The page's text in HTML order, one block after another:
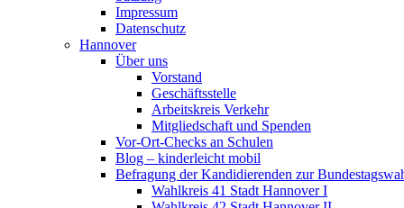
Impressum
Datenschutz
Hannover
Über uns
Vorstand
Geschäftsstelle
Arbeitskreis Verkehr
Mitgliedschaft und Spenden
Vor-Ort-Checks an Schulen
Blog – kinderleicht mobil
Befragung der Kandidierenden zur
Wahlkreis 41 Stadt Hannover I